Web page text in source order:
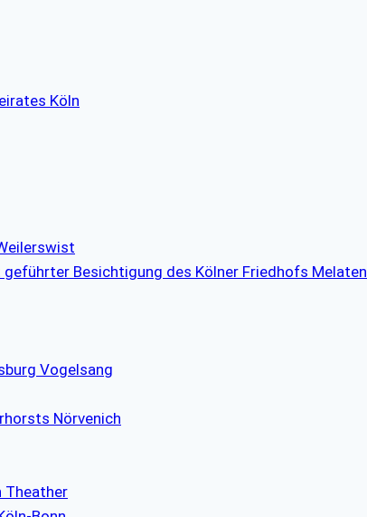
Köln
Besichtigung des Kölner Friedhofs Melaten
Vogelsang
Nörvenich
Theather